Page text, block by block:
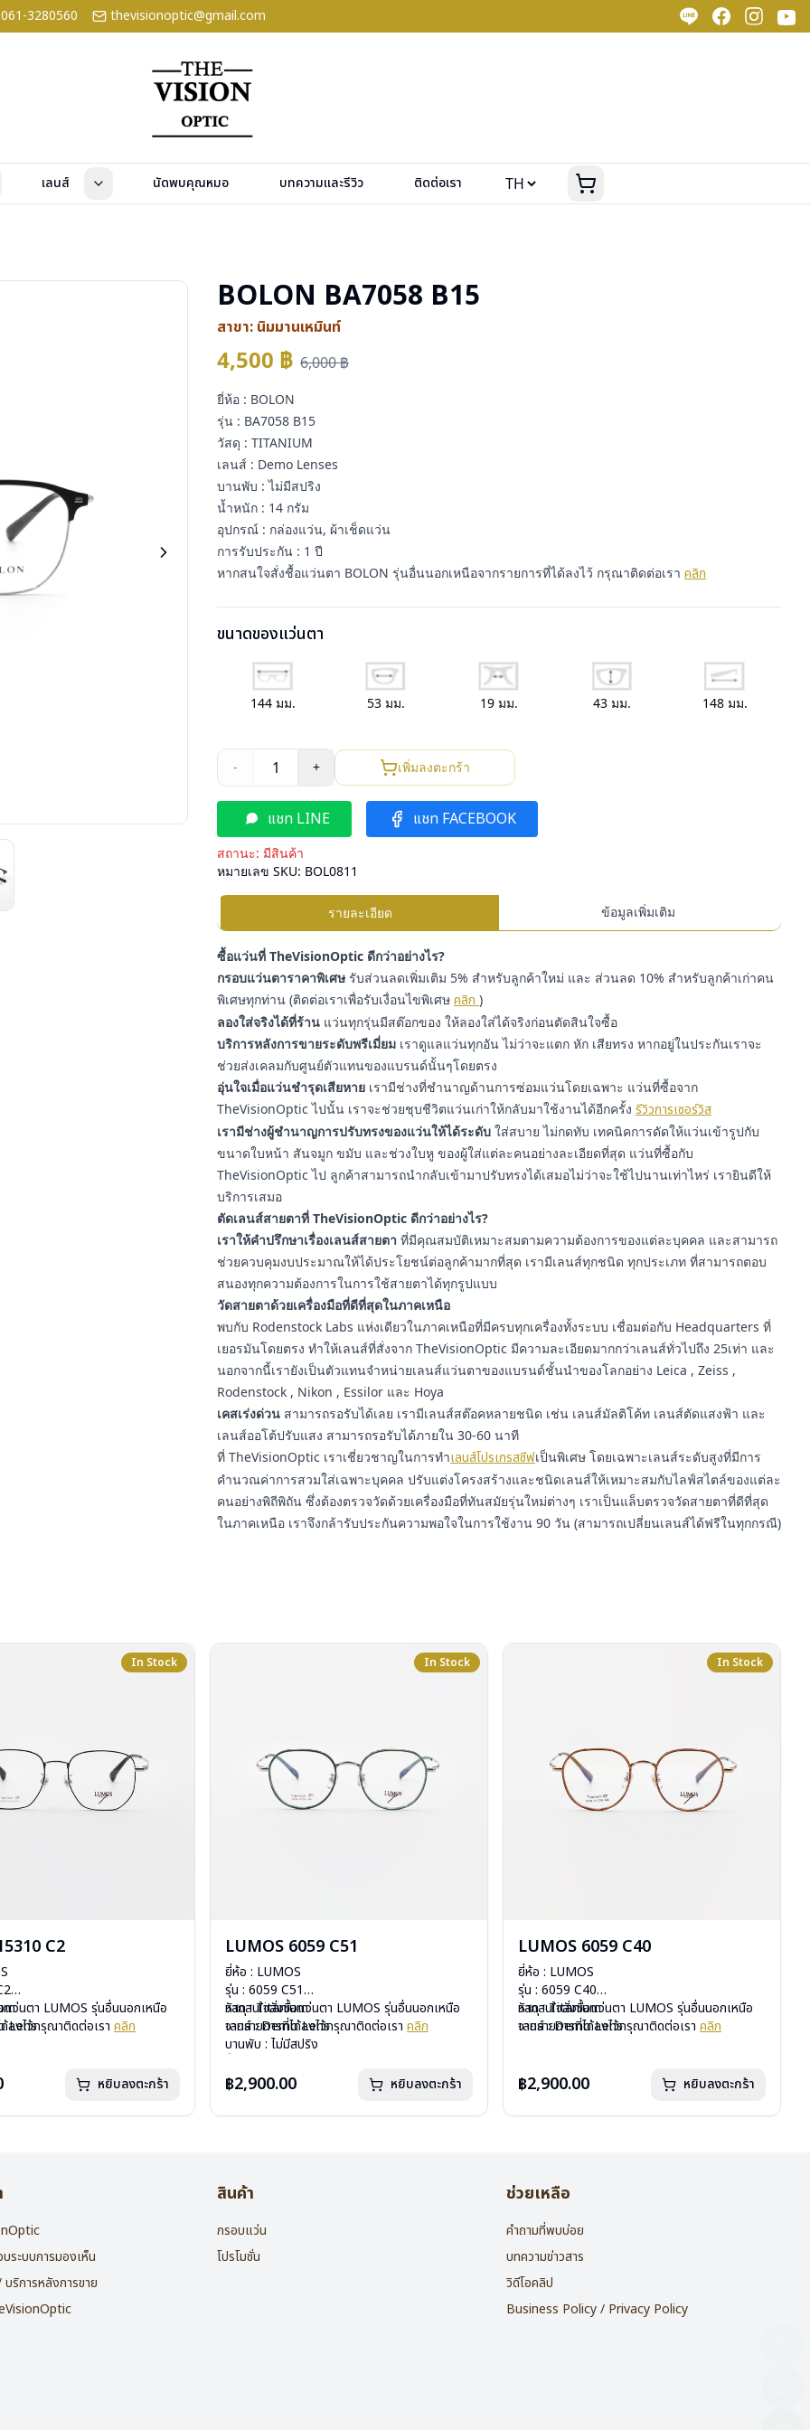
061-3280560 thevisionoptic@gmail.com
เลนส์ นัดพบคุณหมอ บทความและรีวิว ติดต่อเรา
BOLON BA7058 B15
สาขา: นิมมานเหมินท์
4,500 ฿ 6,000฿
ยี่ห้อ : BOLON
รุ่น : BA7058 B15
วัสดุ : TITANIUM
เลนส์ : Demo Lenses
บานพับ : ไม่มีสปริง
น้ำหนัก : 14 กรัม
อุปกรณ์ : กล่องแว่น, ผ้าเช็ดแว่น
การรับประกัน : 1 ปี
หากสนใจสั่งชื้อแว่นตา BOLON รุ่นอื่นนอกเหนือจากรายการที่ได้ลงไว้ กรุณาติดต่อเรา คลิก
ขนาดของแว่นตา
144 มม. 53 มม. 19มม. 43มม. 148มม.
- 1 + เพิ่มลงตะกร้า
แชท LINE แชท FACEBOOK
สถานะ: มีสินค้า
หมายเลข SKU: BOL0811
รายละเอียด ข้อมูลเพิ่มเติม
ซื้อแว่นที่ TheVisionOptic ดีกว่าอย่างไร?
กรอบแว่นตาราคาพิเศษ รับส่วนลดเพิ่มเติม 5% สำหรับลูกค้าใหม่ และ ส่วนลด 10% สำหรับลูกค้าเก่าคน
พิเศษทุกท่าน (ติดต่อเราเพื่อรับเงื่อนไขพิเศษ คลิก )
ลองใส่จริงได้ที่ร้าน แว่นทุกรุ่นมีสต๊อกของ ให้ลองใส่ได้จริงก่อนตัดสินใจซื้อ
บริการหลังการขายระดับพรีเมี่ยม เราดูแลแว่นทุกอัน ไม่ว่าจะแตก หัก เสียทรง หากอยู่ในประกันเราจะ
ช่วยส่งเคลมกับศูนย์ตัวแทนของแบรนด์นั้นๆโดยตรง
อุ่นใจเมื่อแว่นชำรุดเสียหาย เรามีช่างที่ชำนาญด้านการซ่อมแว่นโดยเฉพาะ แว่นที่ซื้อจาก
TheVisionOptic ไปนั้น เราจะช่วยชุบชีวิตแว่นเก่าให้กลับมาใช้งานได้อีกครั้ง รีวิวการเซอร์วิส
เรามีช่างผู้ชำนาญการปรับทรงของแว่นให้ได้ระดับ ใส่สบาย ไม่กดทับ เทคนิคการดัดให้แว่นเข้ารูปกับ
ขนาดใบหน้า สันจมูก ขมับ และช่วงใบหู ของผู้ใส่แต่ละคนอย่างละเอียดที่สุด แว่นที่ซื้อกับ
TheVisionOptic ไป ลูกค้าสามารถนำกลับเข้ามาปรับทรงได้เสมอไม่ว่าจะใช้ไปนานเท่าไหร่ เรายินดีให้
บริการเสมอ
ตัดเลนส์สายตาที่ TheVisionOptic ดีกว่าอย่างไร?
เราให้คำปรึกษาเรื่องเลนส์สายตา ที่มีคุณสมบัติเหมาะสมตามความต้องการของแต่ละบุคคล และสามารถ
ช่วยควบคุมงบประมาณให้ได้ประโยชน์ต่อลูกค้ามากที่สุด เรามีเลนส์ทุกชนิด ทุกประเภท ที่สามารถตอบ
สนองทุกความต้องการในการใช้สายตาได้ทุกรูปแบบ
วัดสายตาด้วยเครื่องมือที่ดีที่สุดในภาคเหนือ
พบกับ Rodenstock Labs แห่งเดียวในภาคเหนือที่มีครบทุกเครื่องทั้งระบบ เชื่อมต่อกับ Headquarters ที่
เยอรมันโดยตรง ทำให้เลนส์ที่สั่งจาก TheVisionOptic มีความละเอียดมากกว่าเลนส์ทั่วไปถึง 25เท่า และ
นอกจากนี้เรายังเป็นตัวแทนจำหน่ายเลนส์แว่นตาของแบรนด์ชั้นนำของโลกอย่าง Leica , Zeiss ,
Rodenstock , Nikon , Essilor และ Hoya
เคสเร่งด่วน สามารถรอรับได้เลย เรามีเลนส์สต๊อคหลายชนิด เช่น เลนส์มัลติโค้ท เลนส์ตัดแสงฟ้า และ
เลนส์ออโต้ปรับแสง สามารถรอรับได้ภายใน 30-60 นาที
ที่ TheVisionOptic เราเชี่ยวชาญในการทำเลนส์โปรเกรสซีฟเป็นพิเศษ โดยเฉพาะเลนส์ระดับสูงที่มีการ
คำนวณค่าการสวมใส่เฉพาะบุคคล ปรับแต่งโครงสร้างและชนิดเลนส์ให้เหมาะสมกับไลฟ์สไตล์ของแต่ละ
คนอย่างพิถีพิถัน ซึ่งต้องตรวจวัดด้วยเครื่องมือที่ทันสมัยรุ่นใหม่ต่างๆ เราเป็นแล็บตรวจวัดสายตาที่ดีที่สุด
ในภาคเหนือ เราจึงกล้ารับประกันความพอใจในการใช้งาน 90 วัน (สามารถเปลี่ยนเลนส์ได้ฟรีในทุกกรณี)
In Stock
C2
Lens
แว่น , ผ้าเช็ดแว่น
แว่นตา LUMOS รุ่นอื่นนอกเหนือ
ลงไว้กรุณาติดต่อเรา คลิก
หยิบลงตะกร้า
In Stock
LUMOS 6059 C51
ยี่ห้อ : LUMOS
รุ่น : 6059 C51
วัสดุ : Titanium
เลนส์ : Demo Lens
บานพับ : ไม่มีสปริง
อุปกรณ์ : กล่องแว่น , ผ้าเช็ดแว่น
หากสนใจสั่งชื้อแว่นตา LUMOS รุ่นอื่นนอกเหนือ
จากรายการที่ได้ลงไว้กรุณาติดต่อเรา คลิก
฿2,900.00 หยิบลงตะกร้า
In Stock
LUMOS 6059 C40
ยี่ห้อ : LUMOS
รุ่น : 6059 C40
วัสดุ : Titanium
เลนส์ : Demo Lens
อุปกรณ์ : กล่องแว่น , ผ้าเช็ดแว่น
หากสนใจสั่งชื้อแว่นตา LUMOS รุ่นอื่นนอกเหนือ
จากรายการที่ได้ลงไว้กรุณาติดต่อเรา คลิก
฿2,900.00 หยิบลงตะกร้า
ระบบการมองเห็น
ริการหลังการขาย
สินค้า
กรอบแว่น
โปรโมชั่น
ช่วยเหลือ
คำถามที่พบบ่อย
บทความข่าวสาร
วิดีโอคลิป
Business Policy / Privacy Policy